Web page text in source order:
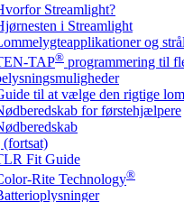
Streamlight?
i Streamlight
og
TAP® programmering til
til at vælge den rigtige
for førstehjælpere
Fit Guide
Rite Technology®